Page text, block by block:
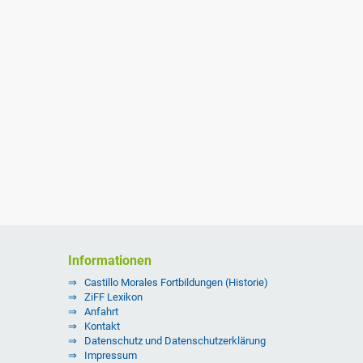
Informationen
Castillo Morales Fortbildungen (Historie)
ZiFF Lexikon
Anfahrt
Kontakt
Datenschutz und Datenschutzerklärung
Impressum